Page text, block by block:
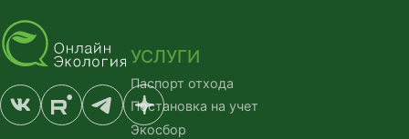
УСЛУГИ
Паспорт отхода
Постановка на учет
Экосбор